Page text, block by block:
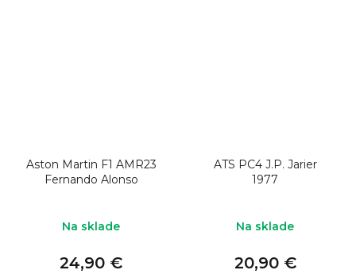
Aston Martin F1 AMR23
Fernando Alonso
Na sklade
24,90 €
ATS PC4 J.P. Jarier
1977
Na sklade
20,90 €